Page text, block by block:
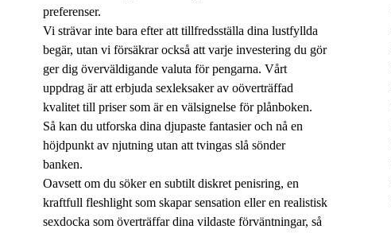
preferenser.
Vi strävar inte bara efter att tillfredsställa dina lustfyllda
begär, utan vi försäkrar också att varje investering du gör
ger dig överväldigande valuta för pengarna. Vårt
uppdrag är att erbjuda sexleksaker av oöverträffad
kvalitet till priser som är en välsignelse för plånboken.
Så kan du utforska dina djupaste fantasier och nå en
höjdpunkt av njutning utan att tvingas slå sönder
banken.
Oavsett om du söker en subtilt diskret penisring, en
kraftfull fleshlight som skapar sensation eller en realistisk
sexdocka som överträffar dina vildaste förväntningar, så